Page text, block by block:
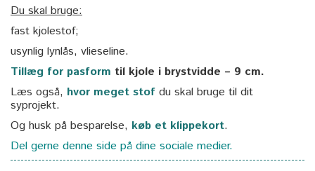
Du skal bruge:
fast kjolestof;
usynlig lynlås, vlieseline.
Tillæg for pasform til kjole i brystvidde – 9 cm.
Læs også, hvor meget stof du skal bruge til dit
syprojekt.
Og husk på besparelse, køb et klippekort.
Del gerne denne side på dine sociale medier.